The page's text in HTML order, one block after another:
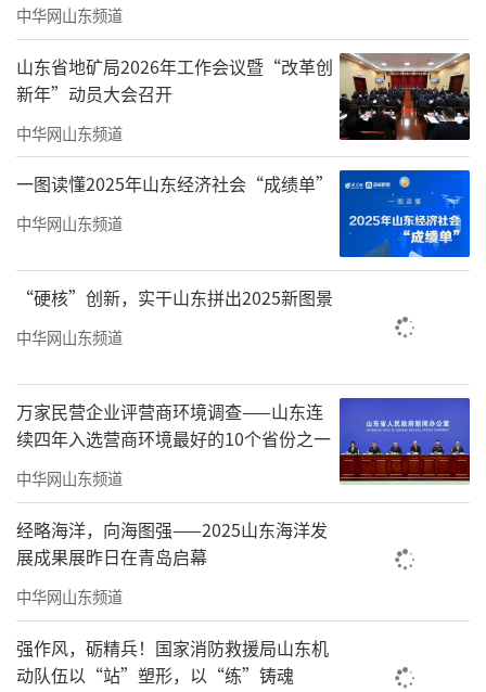
尊重，而不是被惩戒。学校简单以“违规”定
性，显然是混淆了“需要规范的行为”和“必
须禁止的行为”。其实，学校若担心学生送外
卖影响校园交通、食品安全、公寓秩序，完全
可以通过划定配送区域、规范配送时间、对接
正规商家备案等方式解决，而不是动辄贴
上“违纪”的标签、拿出“处分”的大棒，把
本该精细治理的问题，简单粗暴地变成对学生
的处罚。
校方最终中止处分，算是及时纠偏。但个
案的纠正并不等于问题根治。毕竟，模糊不清
的校规依然摆在那里，随意裁量的空间也仍然
存在，校内其他兼职送外卖的同学，依然处
在“合规”与“违纪”的模糊地带。如果学校
继续抱着“能堵则堵、一味禁止”的简单思
维，不在规则细化、服务前置、人文关怀上下
功夫，那么今天撤销一张处分告知书，明天还
会出现新的争议。
中华网山东频道
山东省地矿局2026年工作会议暨“改革创
新年”动员大会召开
中华网山东频道
一图读懂2025年山东经济社会“成绩单”
中华网山东频道
“硬核”创新，实干山东拼出2025新图景
中华网山东频道
万家民营企业评营商环境调查——山东连
续四年入选营商环境最好的10个省份之一
中华网山东频道
经略海洋，向海图强——2025山东海洋发
展成果展昨日在青岛启幕
中华网山东频道
强作风，砺精兵！国家消防救援局山东机
动队伍以“站”塑形，以“练”铸魂